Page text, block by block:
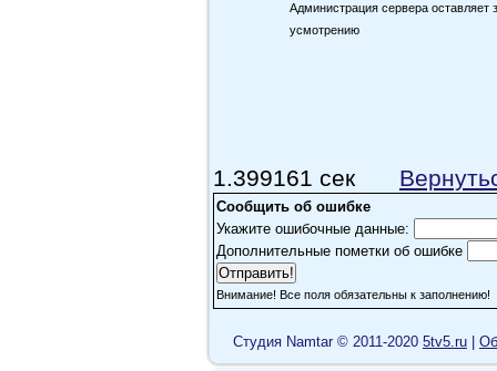
просмотр пригоден,
драматизма, было бы
Но вот постановка
Только по жанру это
мистика!!! Один раз
Shama42
должна спасти
Администрация сервера оставляет
усмотрению
1.399161 сек
Сообщить об ошибке
Укажите ошибочные данные:
Дополнительные пометки об ошибке
Внимание! Все поля обязательны к заполнению!
Cтудия Namtar © 2011-2020 5tv5.ru